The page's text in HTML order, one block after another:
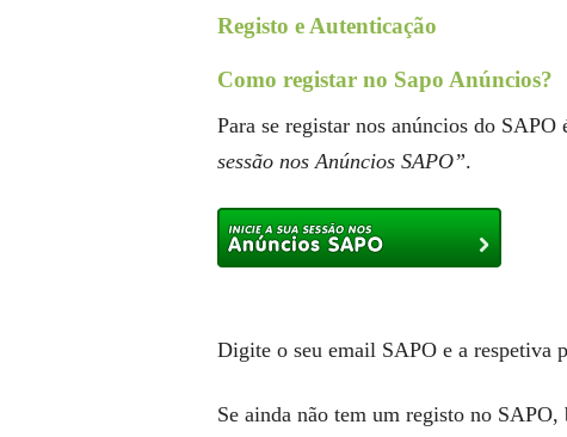
Registo e Autenticação
Como registar no Sapo Anúncios?
Para se registar nos anúncios do SAPO
sessão nos Anúncios SAPO”.
Digite o seu email SAPO e a respetiva
Se ainda não tem um registo no